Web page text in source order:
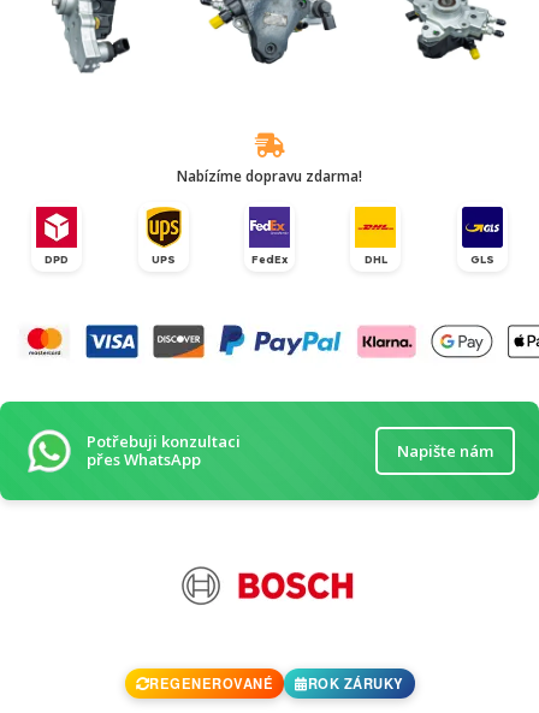
Nabízíme dopravu zdarma!
DPD UPS FedEx DHL GLS
Potřebuji konzultaci
přes WhatsApp
Napište nám
REGENEROVANÉ ROK ZÁRUKY